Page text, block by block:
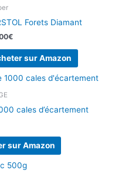
Forets Diamant
€
sur Amazon
cales d’écartement
sur Amazon